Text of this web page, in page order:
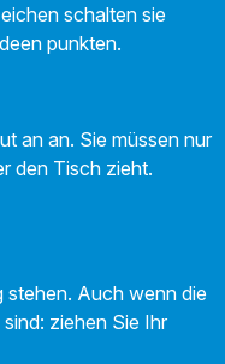
schalten sie
punkten.
an an. Sie müssen nur
den Tisch zieht.
stehen. Auch wenn die
ziehen Sie Ihr